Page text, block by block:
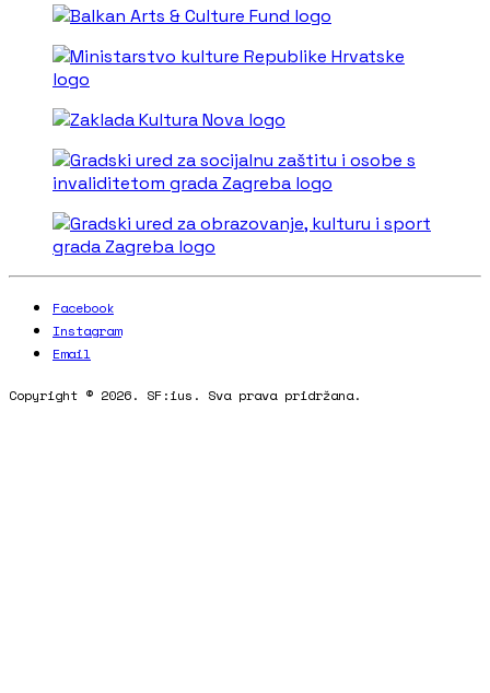
Facebook
Instagram
Email
Copyright © 2026. SF:ius. Sva prava pridržana.